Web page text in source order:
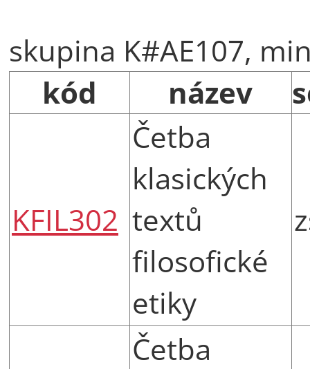
skupina K#AE107,
kód
název
KFIL302
Četba
klasických
textů
filosofické
etiky
Četba